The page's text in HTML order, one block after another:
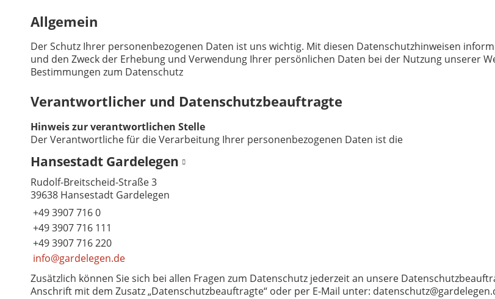
Allgemein
Der Schutz Ihrer personenbezogenen Daten ist uns wichtig. Mit diesen Datenschutzhinweisen
und den Zweck der Erhebung und Verwendung Ihrer persönlichen Daten bei der Nutzung unserer
Bestimmungen zum Datenschutz
Verantwortlicher und Datenschutzbeauftragte
Hinweis zur verantwortlichen Stelle
Der Verantwortliche für die Verarbeitung Ihrer personenbezogenen Daten ist die
Hansestadt Gardelegen
Rudolf-Breitscheid-Straße 3
39638 Hansestadt Gardelegen
+49 3907 716 0
+49 3907 716 111
+49 3907 716 220
info@gardelegen.de
Zusätzlich können Sie sich bei allen Fragen zum Datenschutz jederzeit an unsere
Anschrift mit dem Zusatz „Datenschutzbeauftragte“ oder per E-Mail unter: